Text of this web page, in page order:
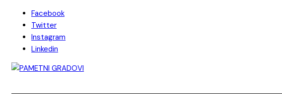
content
Facebook
Twitter
Instagram
Linkedin